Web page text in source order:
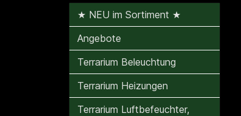
★ NEU im Sortiment ★
Angebote
Terrarium Beleuchtung
Terrarium Heizungen
Terrarium Luftbefeuchter,